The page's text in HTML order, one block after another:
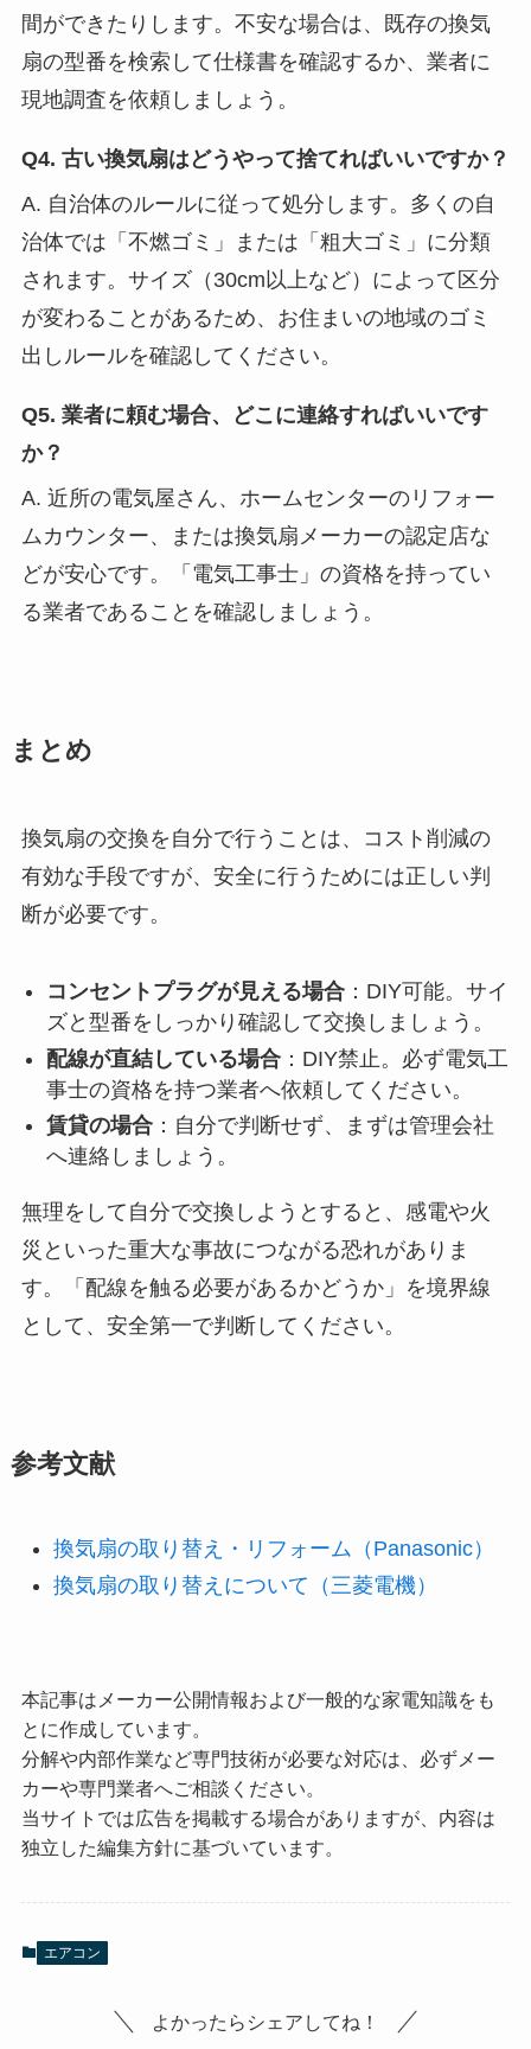
間ができたりします。不安な場合は、既存の換気
扇の型番を検索して仕様書を確認するか、業者に
現地調査を依頼しましょう。
Q4. 古い換気扇はどうやって捨てればいいですか？
A. 自治体のルールに従って処分します。多くの自
治体では「不燃ゴミ」または「粗大ゴミ」に分類
されます。サイズ（30cm以上など）によって区分
が変わることがあるため、お住まいの地域のゴミ
出しルールを確認してください。
Q5. 業者に頼む場合、どこに連絡すればいいです
か？
A. 近所の電気屋さん、ホームセンターのリフォー
ムカウンター、または換気扇メーカーの認定店な
どが安心です。「電気工事士」の資格を持ってい
る業者であることを確認しましょう。
まとめ
換気扇の交換を自分で行うことは、コスト削減の
有効な手段ですが、安全に行うためには正しい判
断が必要です。
コンセントプラグが見える場合 ：DIY可能。サイ
ズと型番をしっかり確認して交換しましょう。
配線が直結している場合 ：DIY禁止。必ず電気工
事士の資格を持つ業者へ依頼してください。
賃貸の場合 ：自分で判断せず、まずは管理会社
へ連絡しましょう。
無理をして自分で交換しようとすると、感電や火
災といった重大な事故につながる恐れがありま
す。「配線を触る必要があるかどうか」を境界線
として、安全第一で判断してください。
参考文献
換気扇の取り替え・リフォーム（Panasonic）
換気扇の取り替えについて（三菱電機）
本記事はメーカー公開情報および一般的な家電知識をも
とに作成しています。
分解や内部作業など専門技術が必要な対応は、必ずメー
カーや専門業者へご相談ください。
当サイトでは広告を掲載する場合がありますが、内容は
独立した編集方針に基づいています。
エアコン
よかったらシェアしてね！